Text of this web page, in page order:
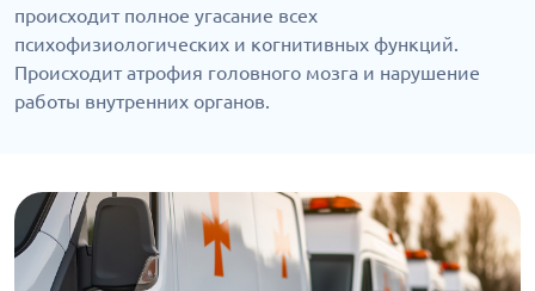
происходит полное угасание всех
психофизиологических и когнитивных функций.
Происходит атрофия головного мозга и нарушение
работы внутренних органов.